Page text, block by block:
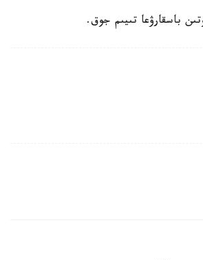
باسقارۋعا تىيىم جوق.